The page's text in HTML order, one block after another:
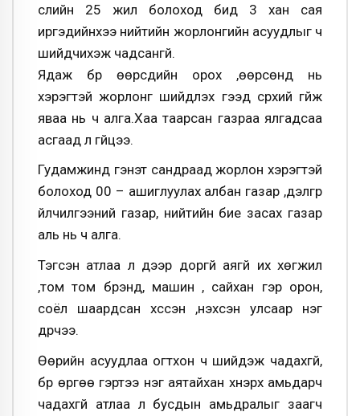
сүүлийн 25 жил болоход бид 3 хан сая
иргэдийнхээ нийтийн жорлонгийн асуудлыг ч
шийдчихэж чадсангүй.
Ядаж бүр өөрсдийн орох ,өөрсөнд нь
хэрэгтэй жорлонг шийдүүлэх гээд сүрхий гүйж
яваа нь ч алга.Хаа таарсан газраа ялгадсаа
асгаад л гүйцээ.
Гудамжинд гэнэт сандраад жорлон хэрэгтэй
болоход 00 – ашиглуулах албан газар ,дэлгүүр
үйлчилгээний газар, нийтийн бие засах газар
аль нь ч алга.
Тэгсэн атлаа л дээр доргүй аягүй их хөгжил
,том том брэнд, машин , сайхан гэр орон,
соёл шаардсан хүссэн ,нэхсэн улсаар нэг
дүүрчээ.
Өөрийн асуудлаа огтхон ч шийдэж чадахгүй,
бүүр өргөө гэртээ нэг аятайхан хүнэрхүү амьдарч
чадахгүй атлаа л бусдын амьдралыг заагч